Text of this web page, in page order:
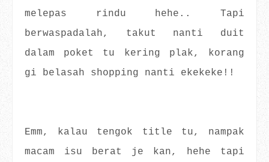
melepas rindu hehe.. Tapi
berwaspadalah, takut nanti duit
dalam poket tu kering plak, korang
gi belasah shopping nanti ekekeke!!
Emm, kalau tengok title tu, nampak
macam isu berat je kan, hehe tapi